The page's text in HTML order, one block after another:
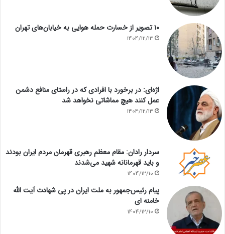
۱۰ تصویر از خسارت حمله هوایی به خیابان‌های تهران
1404/12/13
اژه‌ای: در برخورد با افرادی که در راستای منافع دشمن
عمل کنند هیچ مماشاتی نخواهد شد
1404/12/13
سردار رادان: مقام معظم رهبری قهرمان مردم ایران بودند
و باید قهرمانانه شهید می‌شدند
1404/12/10
پیام رئیس‌جمهور به ملت ایران در پی شهادت آیت الله
خامنه ای
1404/12/10